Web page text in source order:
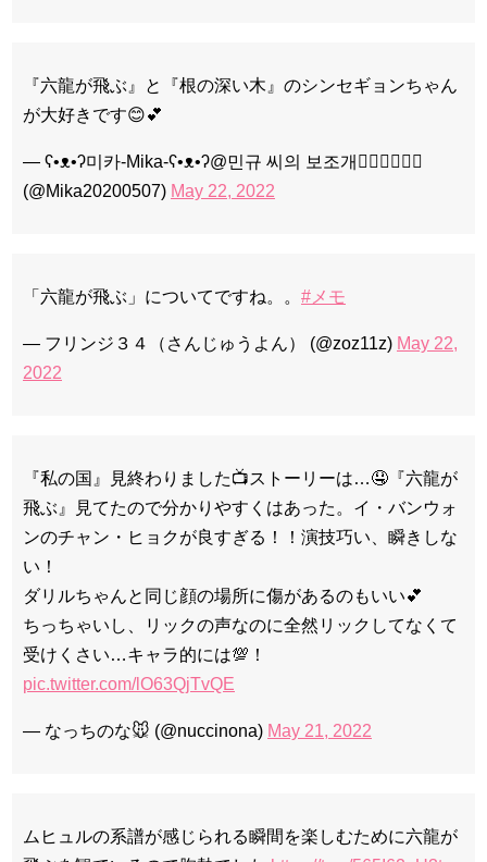
『六龍が飛ぶ』と『根の深い木』のシンセギョンちゃん
が大好きです😊💕
— ʕ•ᴥ•ʔ미카-Mika-ʕ•ᴥ•ʔ@민규 씨의 보조개🧏🏻‍♂️🧏🏻‍♀️
(@Mika20200507) May 22, 2022
「六龍が飛ぶ」についてですね。。 #メモ
— フリンジ３４（さんじゅうよん） (@zoz11z) May 22,
2022
『私の国』見終わりました📺ストーリーは…🤤『六龍が
飛ぶ』見てたので分かりやすくはあった。イ・バンウォ
ンのチャン・ヒョクが良すぎる！！演技巧い、瞬きしな
い！
ダリルちゃんと同じ顔の場所に傷があるのもいい💕
ちっちゃいし、リックの声なのに全然リックしてなくて
受けくさい…キャラ的には💯！
pic.twitter.com/lO63QjTvQE
— なっちのな🐭 (@nuccinona) May 21, 2022
ムヒュルの系譜が感じられる瞬間を楽しむために六龍が